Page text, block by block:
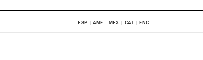
ESP AME MEX CAT ENG